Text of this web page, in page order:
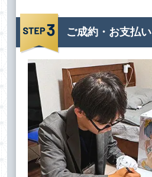
ご成約・お支払い